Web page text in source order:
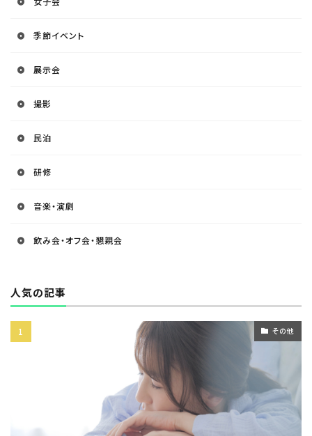
季節イベント
展示会
撮影
民泊
研修
音楽・演劇
飲み会・オフ会・懇親会
人気の記事
その他